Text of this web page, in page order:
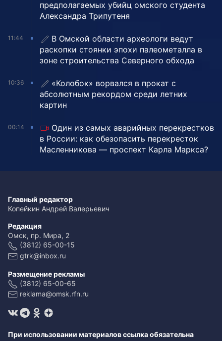
предполагаемых убийц омского студента
Александра Трипутеня
11:44
В Омской области археологи ведут
раскопки стоянки эпохи палеометалла в
зоне строительства Северного обхода
10:36
«Колобок» ворвался в прокат с
абсолютным рекордом среди летних
картин
00:14
Один из самых аварийных перекрестков
в России: как обезопасить перекресток
Масленникова — проспект Карла Маркса?
Главный редактор
Копейкин Андрей Валерьевич
Редакция
Омск, пр. Мира, 2
(3812) 65-00-15
gtrk@inbox.ru
Размещение рекламы
(3812) 65-00-65
reklama@omsk.rfn.ru
При использовании материалов ссылка обязательна